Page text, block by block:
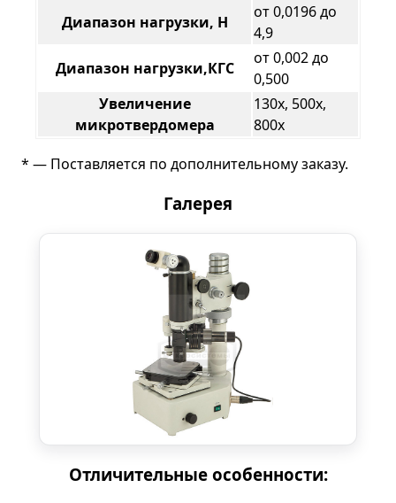
Диапазон нагрузки, Н
от 0,0196 до
4,9
Диапазон нагрузки,КГС
от 0,002 до
0,500
Увеличение
микротвердомера
130х, 500х,
800х
* — Поставляется по дополнительному заказу.
Галерея
Отличительные особенности: